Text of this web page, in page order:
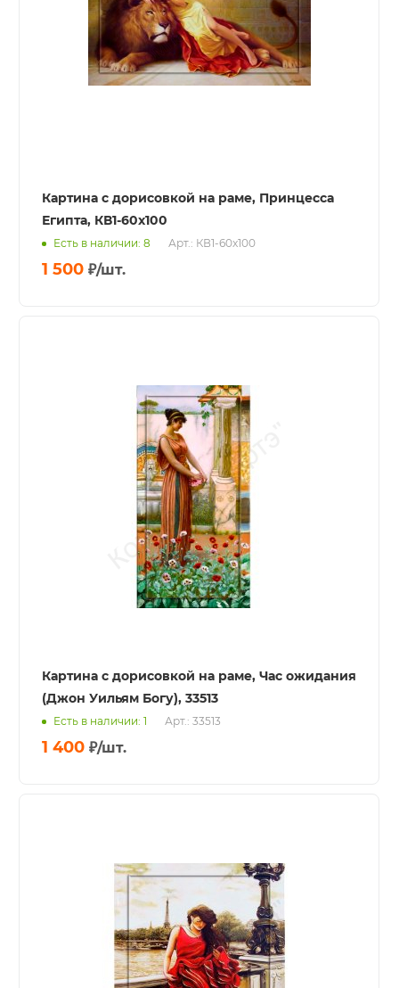
Картина с дорисовкой на раме, Принцесса
Египта, КВ1-60x100
Есть в наличии: 8 Арт.: КВ1-60x100
1 500 ₽/шт.
Картина с дорисовкой на раме, Час ожидания
(Джон Уильям Богу), 33513
Есть в наличии: 1 Арт.: 33513
1 400 ₽/шт.